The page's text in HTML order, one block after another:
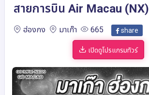
สายการบิน Air Macau (NX)
ฮ่องกง มาเก๊า 665 share
เปิดดูโปรแกรมทัวร์